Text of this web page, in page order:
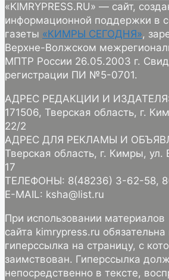
«KIMRYPRESS.RU» — сайт,
информационной поддержки в
газеты «КИМРЫ СЕГОДНЯ»,
Верхне-Волжском
МПТР России 26.05.2003 г.
регистрации ПИ №5-0701.
АДРЕС РЕДАКЦИИ И
171506, Тверская область, г.
22/2
АДРЕС ДЛЯ РЕКЛАМЫ И
Тверская область, г. Кимры, ул.
17
ТЕЛЕФОНЫ: 8(48236) 3-62-58,
E-MAIL: ksha@list.ru
При использовании материалов
сайта kimrypress.ru
гиперссылка на страницу, с
заимствован. Гиперссылка
непосредственно в тексте,